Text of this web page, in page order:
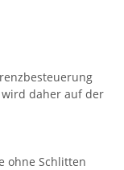
wird daher auf der
ohne Schlitten